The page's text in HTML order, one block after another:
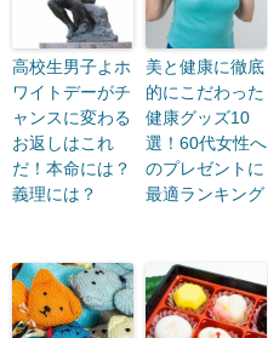
高校生男子よホ
ワイトデーがチ
ャンスに変わる
お返しはこれ
だ！本命には？
義理には？
美と健康に徹底
的にこだわった
健康グッズ10
選！60代女性へ
のプレゼントに
最適ランキング